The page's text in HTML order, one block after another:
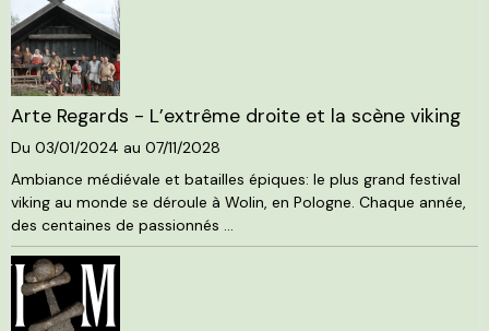
Arte Regards - L’extrême droite et la scène viking
Du 03/01/2024 au 07/11/2028
Ambiance médiévale et batailles épiques: le plus grand festival
viking au monde se déroule à Wolin, en Pologne. Chaque année,
des centaines de passionnés ...